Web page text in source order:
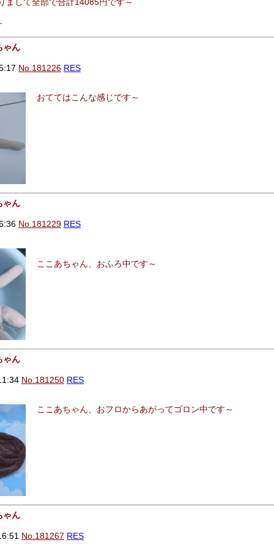
ゃん
No.181226 RES
おててはこんな感じです～
ゃん
No.181229 RES
ここあちゃん、おふろ中です～
ゃん
No.181250 RES
ここあちゃん、おフロからあがってゴロン中です～
ゃん
No.181267 RES